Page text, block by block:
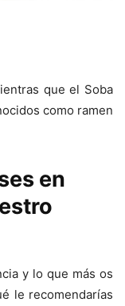
que el Soba
como ramen
en
y lo que más os
le recomendarías